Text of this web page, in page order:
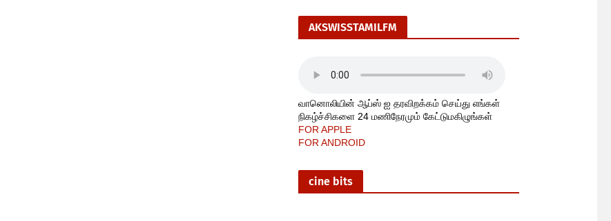
AKSWISSTAMILFM
வானொலியின் ஆப்ஸ் ஐ தரவிறக்கம் செய்து எங்கள்
நிகழ்ச்சிகளை 24 மணிநேரமும் கேட்டுமகிழுங்கள்
FOR APPLE
FOR ANDROID
cine bits